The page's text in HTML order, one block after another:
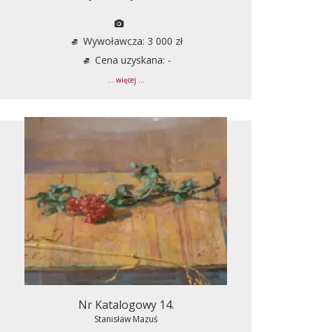
Wywoławcza: 3 000 zł
Cena uzyskana: -
... więcej ...
Nr Katalogowy 14.
Stanisław Mazuś